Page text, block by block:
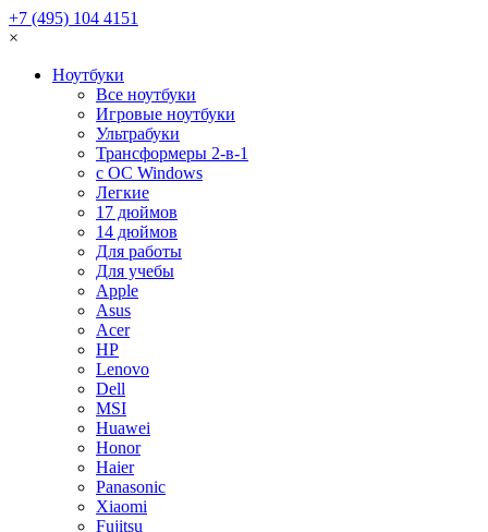
+7 (495) 104 4151
×
Ноутбуки
Все ноутбуки
Игровые ноутбуки
Ультрабуки
Трансформеры 2-в-1
с ОС Windows
Легкие
17 дюймов
14 дюймов
Для работы
Для учебы
Apple
Asus
Acer
HP
Lenovo
Dell
MSI
Huawei
Honor
Haier
Panasonic
Xiaomi
Fujitsu